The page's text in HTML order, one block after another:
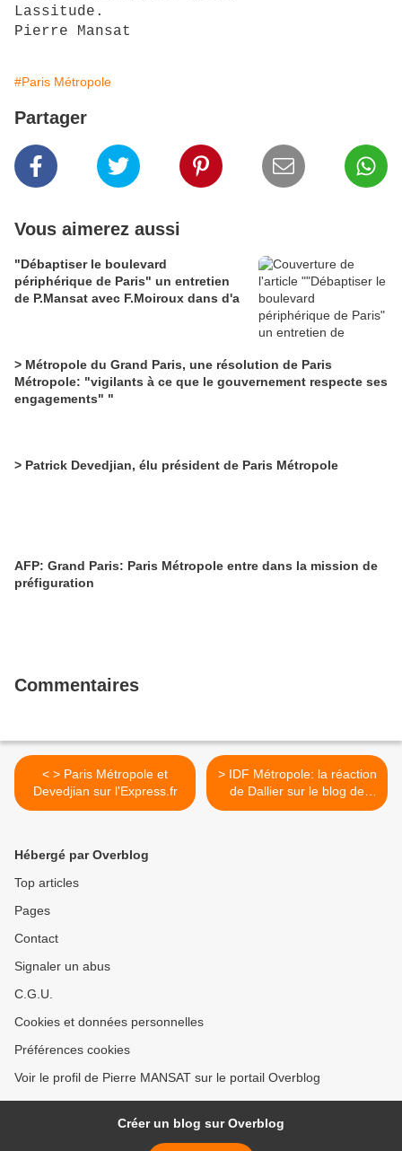
Lassitude.
Pierre Mansat
#Paris Métropole
Partager
Vous aimerez aussi
"Débaptiser le boulevard
périphérique de Paris" un entretien
de P.Mansat avec F.Moiroux dans d'a
> Métropole du Grand Paris, une résolution de Paris
Métropole: "vigilants à ce que le gouvernement respecte ses
engagements" "
> Patrick Devedjian, élu président de Paris Métropole
AFP: Grand Paris: Paris Métropole entre dans la mission de
préfiguration
Commentaires
< > Paris Métropole et
Devedjian sur l'Express.fr
> IDF Métropole: la réaction
de Dallier sur le blog de
Duarte >
Hébergé par Overblog
Top articles
Pages
Contact
Signaler un abus
C.G.U.
Cookies et données personnelles
Préférences cookies
Voir le profil de Pierre MANSAT sur le portail Overblog
Créer un blog sur Overblog